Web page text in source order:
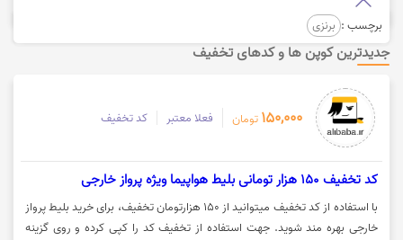
برچسب : برنزی
جدیدترین کوپن ها و کدهای تخفیف
150,000 تومان فعلا معتبر کد تخفیف
کد تخفیف 150 هزار تومانی بلیط هواپیما ویژه پرواز خارجی
با استفاده از کد تخفیف میتوانید از 150 هزارتومان تخفیف، برای خرید بلیط پرواز
خارجی بهره مند شوید. جهت استفاده از تخفیف کد را کپی کرده و روی گزینه